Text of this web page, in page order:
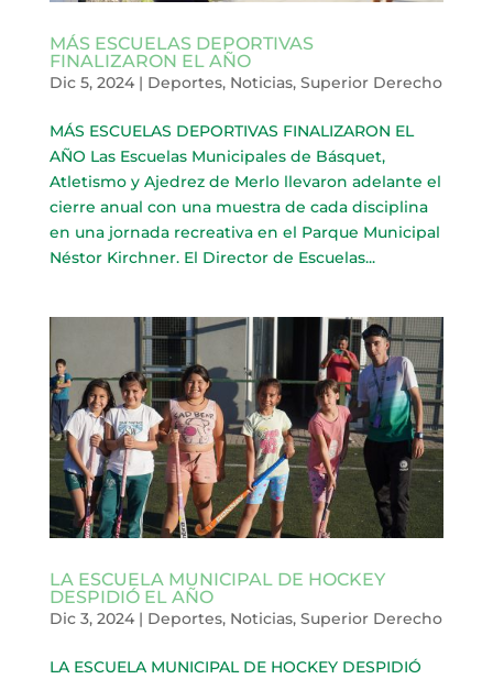
MÁS ESCUELAS DEPORTIVAS
FINALIZARON EL AÑO
Dic 5, 2024| Deportes, Noticias, Superior Derecho
MÁS ESCUELAS DEPORTIVAS FINALIZARON EL
AÑO Las Escuelas Municipales de Básquet,
Atletismo y Ajedrez de Merlo llevaron adelante el
cierre anual con una muestra de cada disciplina
en una jornada recreativa en el Parque Municipal
Néstor Kirchner. El Director de Escuelas...
LA ESCUELA MUNICIPAL DE HOCKEY
DESPIDIÓ EL AÑO
Dic 3, 2024| Deportes, Noticias, Superior Derecho
LA ESCUELA MUNICIPAL DE HOCKEY DESPIDIÓ